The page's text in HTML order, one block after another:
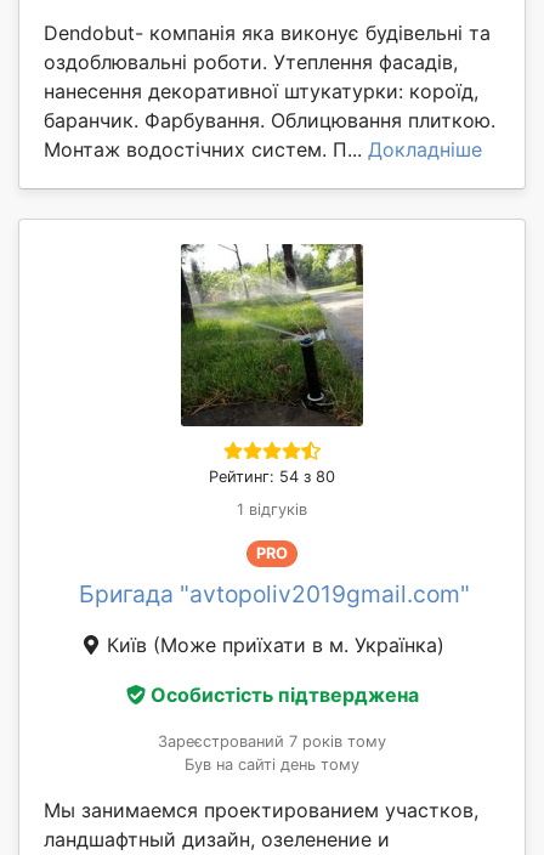
Dendobut- компанія яка виконує будівельні та
оздоблювальні роботи. Утеплення фасадів,
нанесення декоративної штукатурки: короїд,
баранчик. Фарбування. Облицювання плиткою.
Монтаж водостічних систем. П... Докладніше
Рейтинг: 54 з 80
1 відгуків
PRO
Бригада "avtopoliv2019gmail.com"
Київ (Може приїхати в м. Українка)
Особистість підтверджена
Зареєстрований 7 років тому
Був на сайті день тому
Мы занимаемся проектированием участков,
ландшафтный дизайн, озеленение и